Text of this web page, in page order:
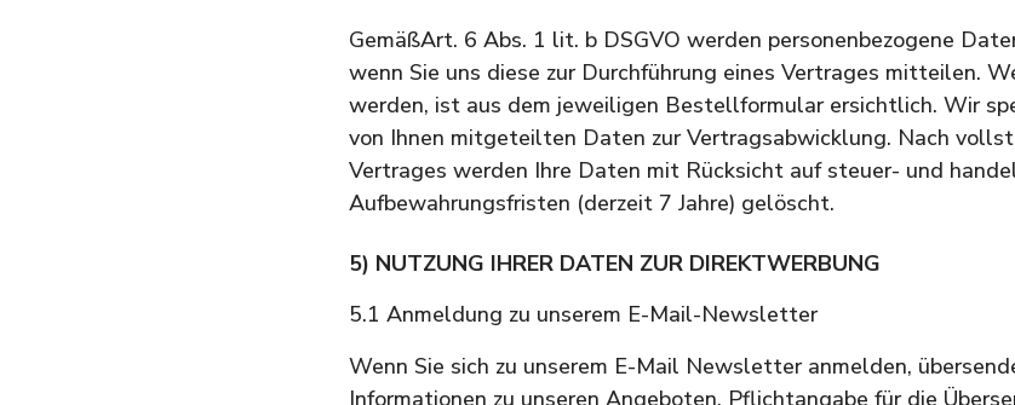
GemäßArt. 6 Abs. 1 lit. b DSGVO werden personenbezogene
wenn Sie uns diese zur Durchführung eines Vertrages mitteilen.
werden, ist aus dem jeweiligen Bestellformular ersichtlich. Wir
von Ihnen mitgeteilten Daten zur Vertragsabwicklung. Nach
Vertrages werden Ihre Daten mit Rücksicht auf steuer- und
Aufbewahrungsfristen (derzeit 7 Jahre) gelöscht.
5) NUTZUNG IHRER DATEN ZUR DIREKTWERBUNG
5.1 Anmeldung zu unserem E-Mail-Newsletter
Wenn Sie sich zu unserem E-Mail Newsletter anmelden,
Informationen zu unseren Angeboten. Pflichtangabe für die